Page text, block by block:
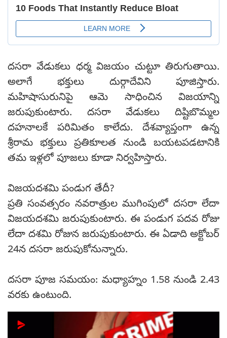
దసరా వేడుకలు ధర్మ విజయం చుట్టూ తిరుగుతాయి.
అలాగే భక్తులు దుర్గాదేవిని పూజిస్తారు.
మహిషాసురునిపై ఆమె సాధించిన విజయాన్ని
జరుపుకుంటారు. దసరా వేడుకలు దిష్టిబొమ్మల
దహనాలకే పరిమితం కాలేదు. దేశవ్యాప్తంగా ఉన్న
శ్రీరామ భక్తులు ప్రతికూలత నుండి బయటపడటానికి
తమ ఇళ్లలో పూజలు కూడా నిర్వహిస్తారు.
విజయదశమి పండుగ తేదీ?
ప్రతి సంవత్సరం నవరాత్రుల ముగింపులో దసరా లేదా
విజయదశమి జరుపుకుంటారు. ఈ పండుగ పదవ రోజు
లేదా దశమి రోజున జరుపుకుంటారు. ఈ ఏడాది అక్టోబర్
24న దసరా జరుపుకోనున్నారు.
దసరా పూజ సమయం: మధ్యాహ్నం 1.58 నుండి 2.43
వరకు ఉంటుంది.